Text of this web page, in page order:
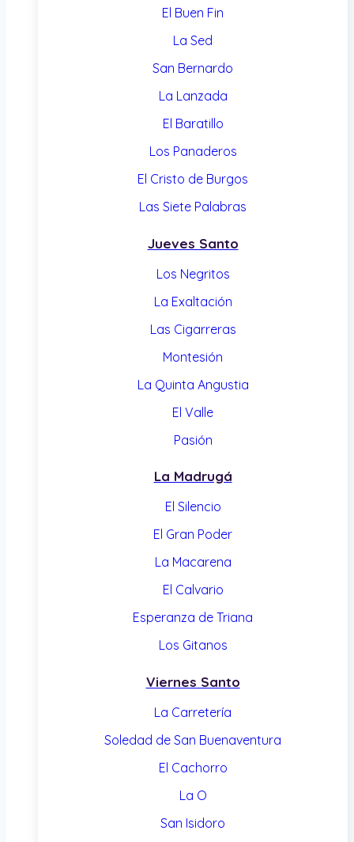
El Buen Fin
La Sed
San Bernardo
La Lanzada
El Baratillo
Los Panaderos
El Cristo de Burgos
Las Siete Palabras
Jueves Santo
Los Negritos
La Exaltación
Las Cigarreras
Montesión
La Quinta Angustia
El Valle
Pasión
La Madrugá
El Silencio
El Gran Poder
La Macarena
El Calvario
Esperanza de Triana
Los Gitanos
Viernes Santo
La Carretería
Soledad de San Buenaventura
El Cachorro
La O
San Isidoro